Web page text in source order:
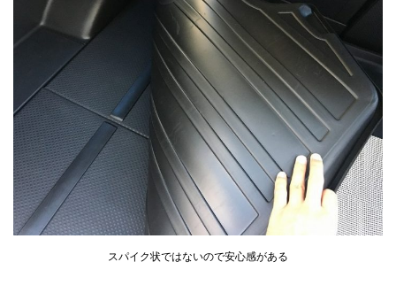
スパイク状ではないので安心感がある